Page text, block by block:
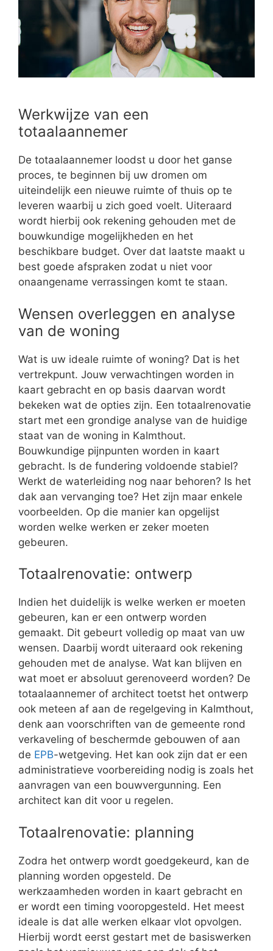
Werkwijze van een
totaalaannemer
De totaalaannemer loodst u door het ganse
proces, te beginnen bij uw dromen om
uiteindelijk een nieuwe ruimte of thuis op te
leveren waarbij u zich goed voelt. Uiteraard
wordt hierbij ook rekening gehouden met de
bouwkundige mogelijkheden en het
beschikbare budget. Over dat laatste maakt u
best goede afspraken zodat u niet voor
onaangename verrassingen komt te staan.
Wensen overleggen en analyse
van de woning
Wat is uw ideale ruimte of woning? Dat is het
vertrekpunt. Jouw verwachtingen worden in
kaart gebracht en op basis daarvan wordt
bekeken wat de opties zijn. Een totaalrenovatie
start met een grondige analyse van de huidige
staat van de woning in Kalmthout.
Bouwkundige pijnpunten worden in kaart
gebracht. Is de fundering voldoende stabiel?
Werkt de waterleiding nog naar behoren? Is het
dak aan vervanging toe? Het zijn maar enkele
voorbeelden. Op die manier kan opgelijst
worden welke werken er zeker moeten
gebeuren.
Totaalrenovatie: ontwerp
Indien het duidelijk is welke werken er moeten
gebeuren, kan er een ontwerp worden
gemaakt. Dit gebeurt volledig op maat van uw
wensen. Daarbij wordt uiteraard ook rekening
gehouden met de analyse. Wat kan blijven en
wat moet er absoluut gerenoveerd worden? De
totaalaannemer of architect toetst het ontwerp
ook meteen af aan de regelgeving in Kalmthout,
denk aan voorschriften van de gemeente rond
verkaveling of beschermde gebouwen of aan
de EPB-wetgeving. Het kan ook zijn dat er een
administratieve voorbereiding nodig is zoals het
aanvragen van een bouwvergunning. Een
architect kan dit voor u regelen.
Totaalrenovatie: planning
Zodra het ontwerp wordt goedgekeurd, kan de
planning worden opgesteld. De
werkzaamheden worden in kaart gebracht en
er wordt een timing vooropgesteld. Het meest
ideale is dat alle werken elkaar vlot opvolgen.
Hierbij wordt eerst gestart met de basiswerken